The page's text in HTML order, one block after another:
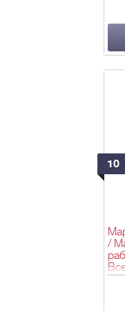
10
/